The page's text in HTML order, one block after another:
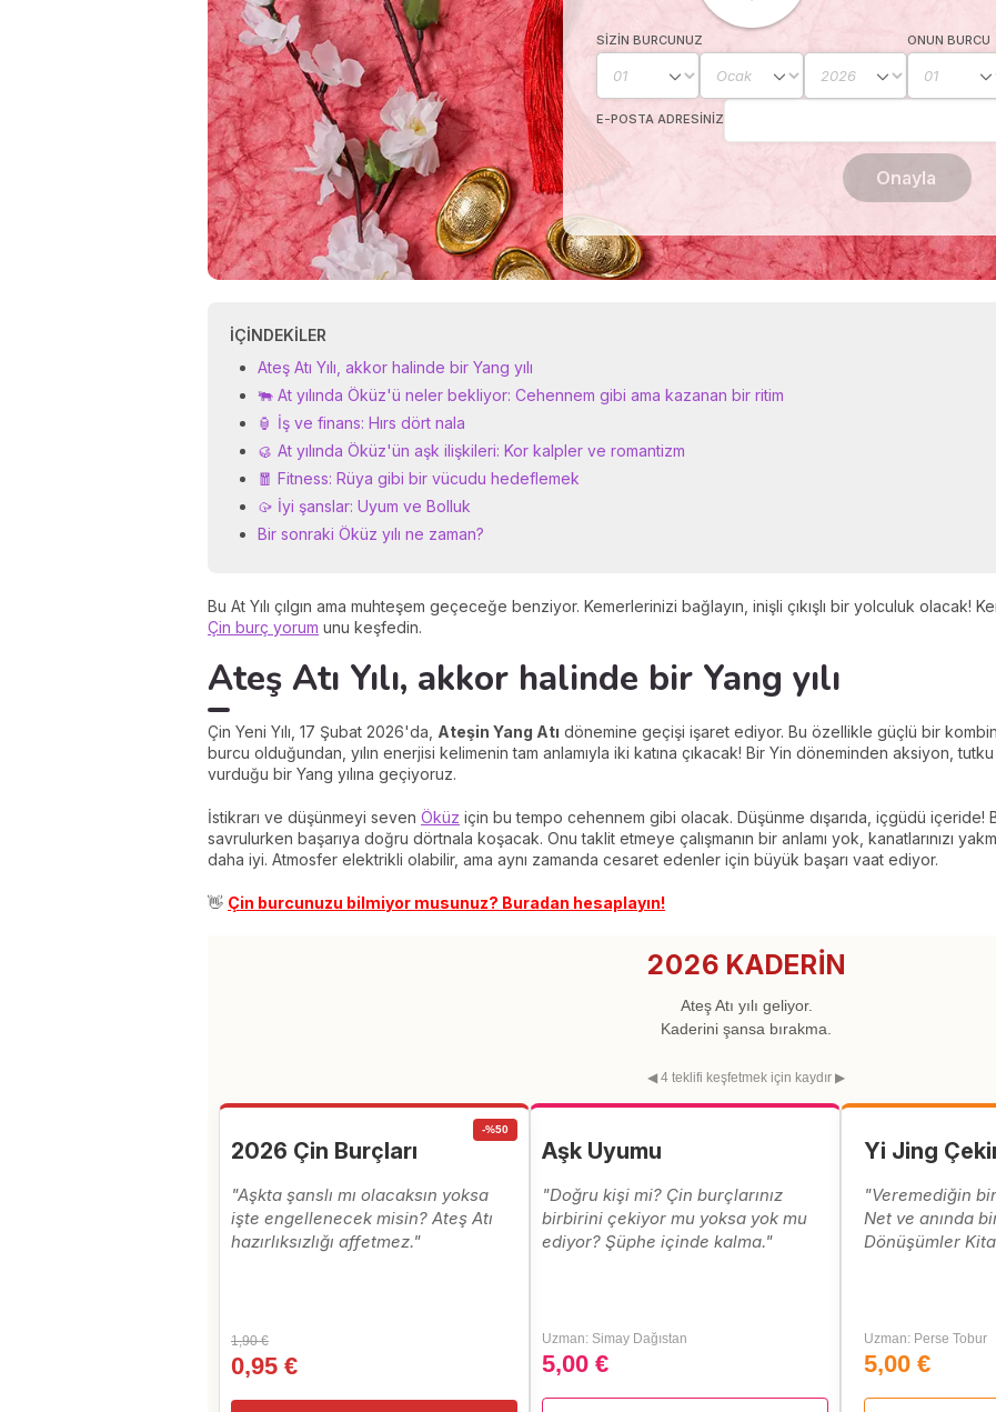
SIZIN BURCUNUZ ONUN BURCU
E-POSTA ADRESINIZ
Onayla
İÇINDEKILER
Ateş Atı Yılı, akkor halinde bir Yang yılı
🐃 At yılında Öküz'ü neler bekliyor: Cehennem gibi ama kazanan bir ritim
🏮 İş ve finans: Hırs dört nala
🥮 At yılında Öküz'ün aşk ilişkileri: Kor kalpler ve romantizm
🧧 Fitness: Rüya gibi bir vücudu hedeflemek
🥠 İyi şanslar: Uyum ve Bolluk
Bir sonraki Öküz yılı ne zaman?
Bu At Yılı çılgın ama muhteşem geçeceğe benziyor. Kemerlerinizi bağlayın, inişli çıkışlı bir yolculuk olacak!
Çin burç yorum unu keşfedin.
Ateş Atı Yılı, akkor halinde bir Yang yılı
Çin Yeni Yılı, 17 Şubat 2026'da, Ateşin Yang Atı dönemine geçişi işaret ediyor. Bu özellikle güçlü bir
burcu olduğundan, yılın enerjisi kelimenin tam anlamıyla iki katına çıkacak! Bir Yin döneminden aksiyon,
vurduğu bir Yang yılına geçiyoruz.
İstikrarı ve düşünmeyi seven Öküz için bu tempo cehennem gibi olacak. Düşünme dışarıda, içgüdü içeride!
savrulurken başarıya doğru dörtnala koşacak. Onu taklit etmeye çalışmanın bir anlamı yok, kanatlarınızı
daha iyi. Atmosfer elektrikli olabilir, ama aynı zamanda cesaret edenler için büyük başarı vaat ediyor.
👋 Çin burcunuzu bilmiyor musunuz? Buradan hesaplayın!
2026 KADERİN
Ateş Atı yılı geliyor.
Kaderini şansa bırakma.
◀ 4 teklifi keşfetmek için kaydır ▶
-%50
2026 Çin Burçları
"Aşkta şanslı mı olacaksın yoksa
işte engellenecek misin? Ateş Atı
hazırlıksızlığı affetmez."
1,90 €
0,95 €
Aşk Uyumu
"Doğru kişi mi? Çin burçlarınız
birbirini çekiyor mu yoksa yok mu
ediyor? Şüphe içinde kalma."
Uzman: Simay Dağıstan
5,00 €
Yi Jing
"Veremediğin
Net ve anında
Dönüşümler
Uzman: Perse Tobur
5,00 €